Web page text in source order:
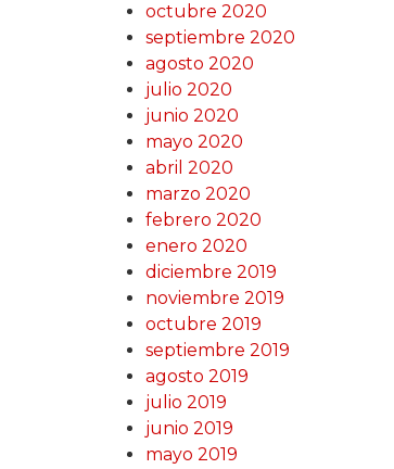
octubre 2020
septiembre 2020
agosto 2020
julio 2020
junio 2020
mayo 2020
abril 2020
marzo 2020
febrero 2020
enero 2020
diciembre 2019
noviembre 2019
octubre 2019
septiembre 2019
agosto 2019
julio 2019
junio 2019
mayo 2019